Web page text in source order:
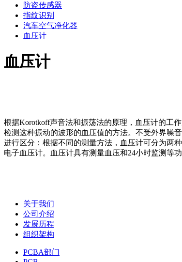
防盗传感器
指纹识别
汽车空气净化器
血压计
血压计
根据Korotkoff声音法和振荡法的原理，血压计的工
检测这种振动的波形的血压值的方法。不受外界噪
进行区分：根据不同的测量方法，血压计可分为两
电子血压计。血压计具有测量血压和24小时监测等功
关于我们
公司介绍
发展历程
组织架构
PCBA部门